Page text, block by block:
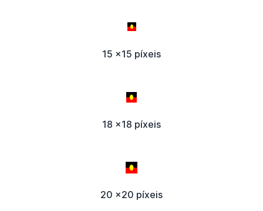
15 x15 píxeis
18 x18 píxeis
20 x20 píxeis